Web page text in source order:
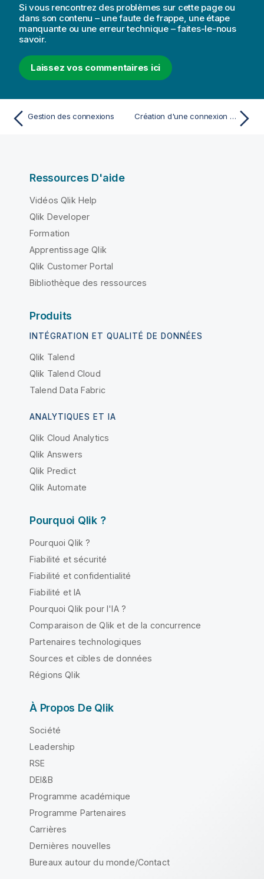
Si vous rencontrez des problèmes sur cette page ou
dans son contenu – une faute de frappe, une étape
manquante ou une erreur technique – faites-le-nous
savoir.
Laissez vos commentaires ici
Gestion des connexions Création d'une connexion Qlik Cloud
Ressources D'aide
Vidéos Qlik Help
Qlik Developer
Formation
Apprentissage Qlik
Qlik Customer Portal
Bibliothèque des ressources
Produits
INTÉGRATION ET QUALITÉ DE DONNÉES
Qlik Talend
Qlik Talend Cloud
Talend Data Fabric
ANALYTIQUES ET IA
Qlik Cloud Analytics
Qlik Answers
Qlik Predict
Qlik Automate
Pourquoi Qlik ?
Pourquoi Qlik ?
Fiabilité et sécurité
Fiabilité et confidentialité
Fiabilité et IA
Pourquoi Qlik pour l'IA ?
Comparaison de Qlik et de la concurrence
Partenaires technologiques
Sources et cibles de données
Régions Qlik
À Propos De Qlik
Société
Leadership
RSE
DEI&B
Programme académique
Programme Partenaires
Carrières
Dernières nouvelles
Bureaux autour du monde/Contact